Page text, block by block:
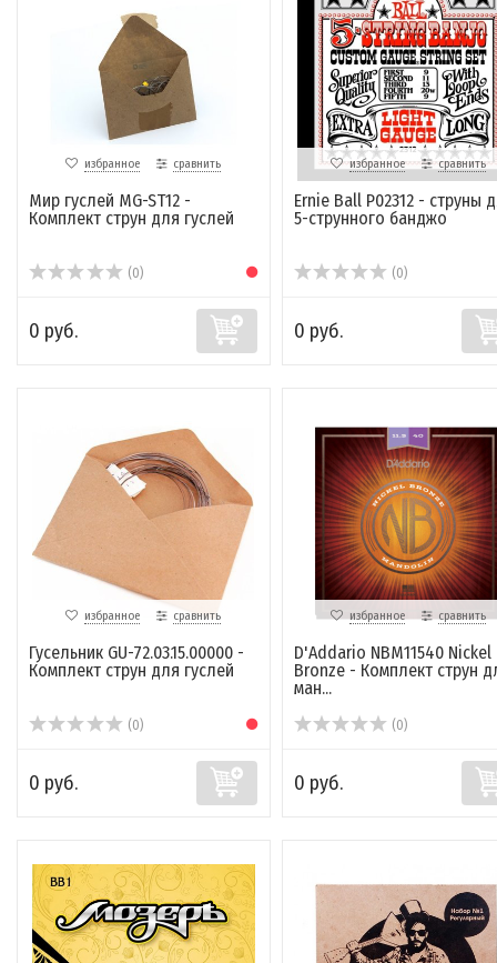
избранное сравнить
Мир гуслей MG-ST12 -
Комплект струн для гуслей
(0)
0 руб.
избранное сравнить
Ernie Ball P02312 - струны
5-струнного банджо
(0)
0 руб.
избранное сравнить
Гусельник GU-72.03.15.00000 -
Комплект струн для гуслей
(0)
0 руб.
избранное сравнить
D'Addario NBM11540 Nickel
Bronze - Комплект струн
ман...
(0)
0 руб.